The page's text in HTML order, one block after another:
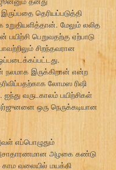
தெரியப்படுத்தி
உறுதியளித்தான். மேலும் லலித
பெறுவதற்கு ஏற்பாடு
சிறந்தவரான
இருக்கிறான் என்ற
லோமஸ ரிஷி
வருடகாலம் பயிற்சிகள்
ஒரு நெருக்கடியான
எப்பொழுதும்
அழகை கண்டு
வலையில் மயக்கி